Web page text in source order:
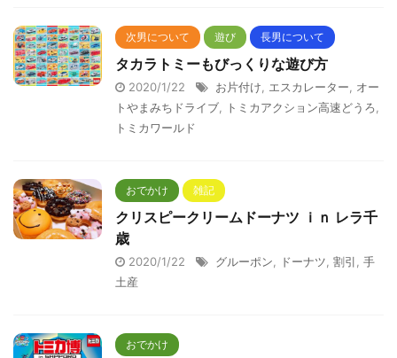
次男について 遊び 長男について
タカラトミーもびっくりな遊び方
2020/1/22 お片付け エスカレーター
オー
トやまみちドライブ
トミカアクション高速どうろ
トミカワールド
おでかけ 雑記
クリスピークリームドーナツ ｉｎ レラ千
歳
2020/1/22 グルーポン ドーナツ 割引
手
土産
おでかけ